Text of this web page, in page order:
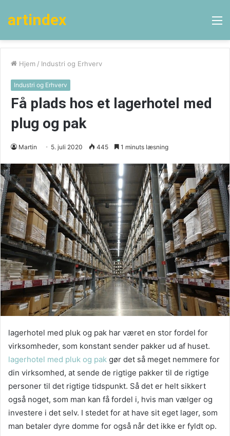
artindex
Hjem / Industri og Erhverv
Industri og Erhverv
Få plads hos et lagerhotel med
plug og pak
Martin 5. juli 2020 445 1 minuts læsning
lagerhotel med pluk og pak har været en stor fordel for
virksomheder, som konstant sender pakker ud af huset.
lagerhotel med pluk og pak gør det så meget nemmere for
din virksomhed, at sende de rigtige pakker til de rigtige
personer til det rigtige tidspunkt. Så det er helt sikkert
også noget, som man kan få fordel i, hvis man vælger og
investere i det selv. I stedet for at have sit eget lager, som
man betaler dyre domme for også når det ikke er fyldt op.